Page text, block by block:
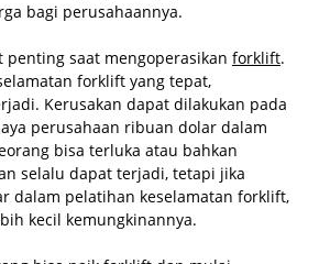
bagi perusahaannya.
penting saat mengoperasikan forklift.
forklift yang tepat,
Kerusakan dapat dilakukan pada
perusahaan ribuan dolar dalam
bisa terluka atau bahkan
selalu dapat terjadi, tetapi jika
dalam pelatihan keselamatan forklift,
kecil kemungkinannya.